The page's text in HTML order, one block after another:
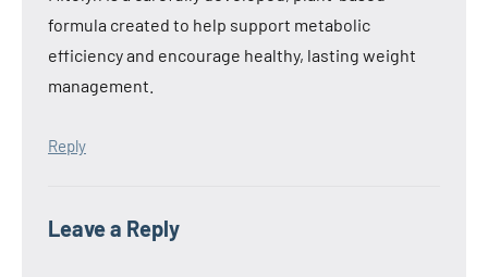
formula created to help support metabolic
efficiency and encourage healthy, lasting weight
management.
Reply
Leave a Reply